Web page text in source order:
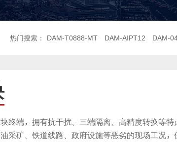
热门搜索： DAM-T0888-MT DAM-AIPT12 DAM-
终端，拥有抗干扰、三端隔离、高精度转换等特
采矿、铁道线路、政府设施等恶劣的现场工况，